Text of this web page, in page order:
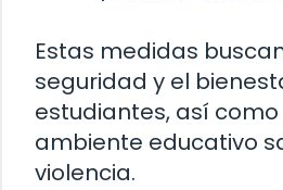
Estas medidas
seguridad y el
estudiantes, así
ambiente educativo
violencia.